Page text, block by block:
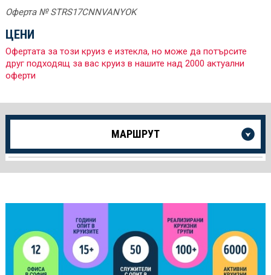
Оферта № STRS17CNNVANYOK
ЦЕНИ
Офертата за този круиз е изтекла, но може да потърсите
друг подходящ за вас круиз в нашите над 2000 актуални
оферти
Още
за
Круиза
МАРШРУТ